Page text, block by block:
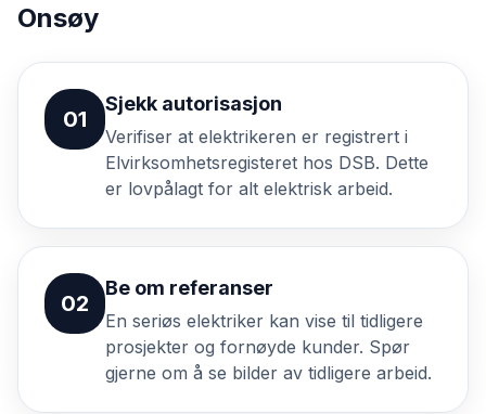
Onsøy
01
Sjekk autorisasjon
Verifiser at elektrikeren er registrert i
Elvirksomhetsregisteret hos DSB. Dette
er lovpålagt for alt elektrisk arbeid.
02
Be om referanser
En seriøs elektriker kan vise til tidligere
prosjekter og fornøyde kunder. Spør
gjerne om å se bilder av tidligere arbeid.